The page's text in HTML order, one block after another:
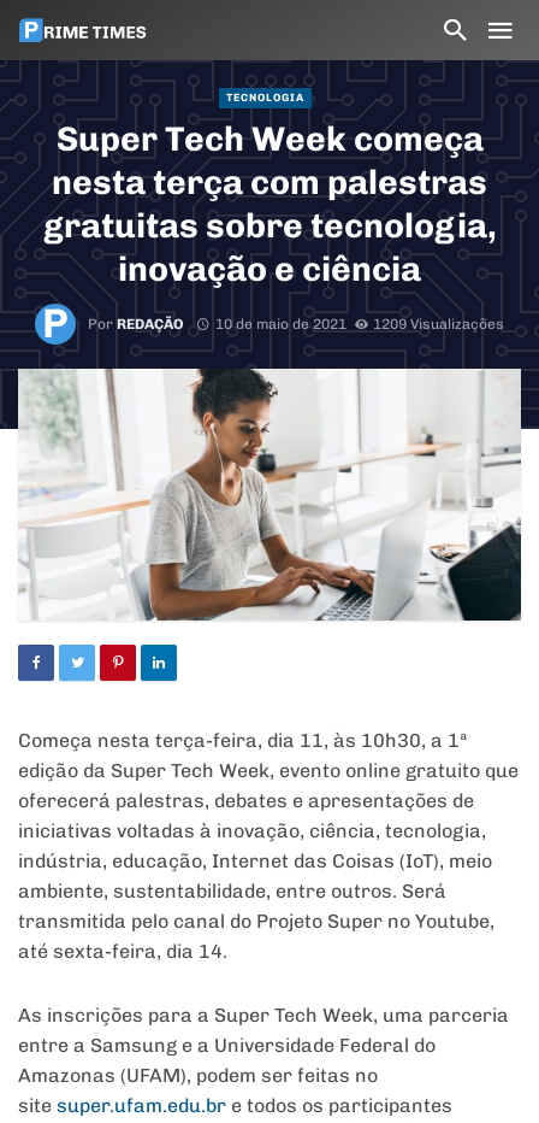
TECNOLOGIA
Super Tech Week começa
nesta terça com palestras
gratuitas sobre tecnologia,
inovação e ciência
Por REDAÇÃO 10 de maio de 2021 1209 Visualizações
Começa nesta terça-feira, dia 11, às 10h30, a 1ª
edição da Super Tech Week, evento online gratuito que
oferecerá palestras, debates e apresentações de
iniciativas voltadas à inovação, ciência, tecnologia,
indústria, educação, Internet das Coisas (IoT), meio
ambiente, sustentabilidade, entre outros. Será
transmitida pelo canal do Projeto Super no Youtube,
até sexta-feira, dia 14.
As inscrições para a Super Tech Week, uma parceria
entre a Samsung e a Universidade Federal do
Amazonas (UFAM), podem ser feitas no
site super.ufam.edu.br e todos os participantes